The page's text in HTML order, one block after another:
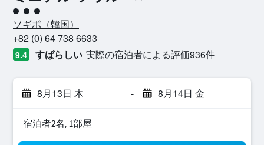
3​クラス評価
ソギポ​（韓国​）​
+82 (0) 64 738 6633
9.4 すばらしい 実際の宿泊者による評価936​件
8月13日 木 - 8月14日 金
宿泊者2名, 1​部屋